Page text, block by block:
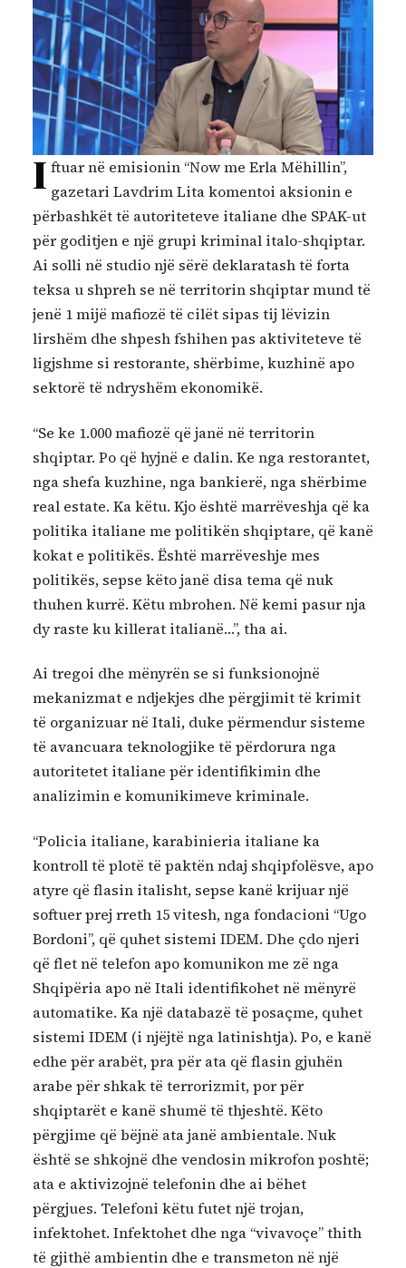
I ftuar në emisionin “Now me Erla Mëhillin”,
gazetari Lavdrim Lita komentoi aksionin e
përbashkët të autoriteteve italiane dhe SPAK-ut
për goditjen e një grupi kriminal italo-shqiptar.
Ai solli në studio një sërë deklaratash të forta
teksa u shpreh se në territorin shqiptar mund të
jenë 1 mijë mafiozë të cilët sipas tij lëvizin
lirshëm dhe shpesh fshihen pas aktiviteteve të
ligjshme si restorante, shërbime, kuzhinë apo
sektorë të ndryshëm ekonomikë.
“Se ke 1.000 mafiozë që janë në territorin
shqiptar. Po që hyjnë e dalin. Ke nga restorantet,
nga shefa kuzhine, nga bankierë, nga shërbime
real estate. Ka këtu. Kjo është marrëveshja që ka
politika italiane me politikën shqiptare, që kanë
kokat e politikës. Është marrëveshje mes
politikës, sepse këto janë disa tema që nuk
thuhen kurrë. Këtu mbrohen. Në kemi pasur nja
dy raste ku killerat italianë…”, tha ai.
Ai tregoi dhe mënyrën se si funksionojnë
mekanizmat e ndjekjes dhe përgjimit të krimit
të organizuar në Itali, duke përmendur sisteme
të avancuara teknologjike të përdorura nga
autoritetet italiane për identifikimin dhe
analizimin e komunikimeve kriminale.
“Policia italiane, karabinieria italiane ka
kontroll të plotë të paktën ndaj shqipfolësve, apo
atyre që flasin italisht, sepse kanë krijuar një
softuer prej rreth 15 vitesh, nga fondacioni “Ugo
Bordoni”, që quhet sistemi IDEM. Dhe çdo njeri
që flet në telefon apo komunikon me zë nga
Shqipëria apo në Itali identifikohet në mënyrë
automatike. Ka një databazë të posaçme, quhet
sistemi IDEM (i njëjtë nga latinishtja). Po, e kanë
edhe për arabët, pra për ata që flasin gjuhën
arabe për shkak të terrorizmit, por për
shqiptarët e kanë shumë të thjeshtë. Këto
përgjime që bëjnë ata janë ambientale. Nuk
është se shkojnë dhe vendosin mikrofon poshtë;
ata e aktivizojnë telefonin dhe ai bëhet
përgjues. Telefoni këtu futet një trojan,
infektohet. Infektohet dhe nga “vivavoçe” thith
të gjithë ambientin dhe e transmeton në një